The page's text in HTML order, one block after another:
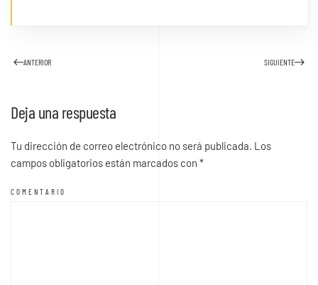
ANTERIOR SIGUIENTE
Deja una respuesta
Tu dirección de correo electrónico no será publicada. Los
campos obligatorios están marcados con *
COMENTARIO